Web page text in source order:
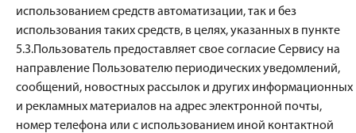
использованием средств автоматизации, так и без
использования таких средств, в целях, указанных в пункте
5.3.Пользователь предоставляет свое согласие Сервису на
направление Пользователю периодических уведомлений,
сообщений, новостных рассылок и других информационных
и рекламных материалов на адрес электронной почты,
номер телефона или с использованием иной контактной